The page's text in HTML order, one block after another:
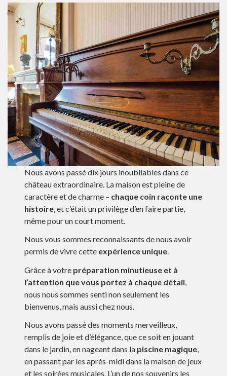
Nous avons passé dix jours inoubliables dans ce
château extraordinaire. La maison est pleine de
caractère et de charme – chaque coin raconte une
histoire , et c’était un privilège d’en faire partie,
même pour un court moment.
Nous vous sommes reconnaissants de nous avoir
permis de vivre cette expérience unique.
Grâce à votre préparation minutieuse et à
l’attention que vous portez à chaque détail
nous nous sommes senti non seulement les
bienvenus, mais aussi chez nous.
Nous avons passé des moments merveilleux,
remplis de joie et d’élégance, que ce soit en jouant
dans le jardin, en nageant dans la piscine magique,
en passant par les après-midi dans la maison de jeux
et les soirées musicales. L’un de nos souvenirs les